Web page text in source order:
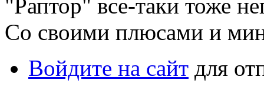
"Раптор" все-таки тоже
Со своими плюсами и
Войдите на сайт для